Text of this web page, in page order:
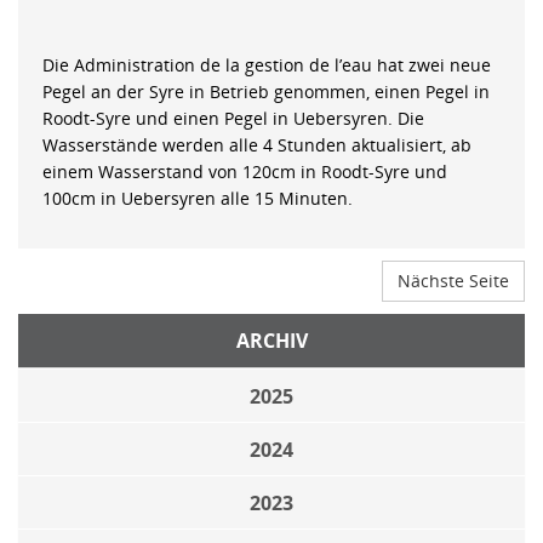
Die Administration de la gestion de l’eau hat zwei neue
Pegel an der Syre in Betrieb genommen, einen Pegel in
Roodt-Syre und einen Pegel in Uebersyren. Die
Wasserstände werden alle 4 Stunden aktualisiert, ab
einem Wasserstand von 120cm in Roodt-Syre und
100cm in Uebersyren alle 15 Minuten.
Nächste Seite
ARCHIV
2025
2024
2023